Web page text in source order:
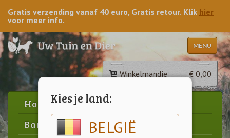
Kies je land:
BELGIË
Gratis verzending vanaf 40 euro, Gratis retour. Klik hier
voor meer info.
MENU
Winkelmandje € 0,00
Home
Barbecue